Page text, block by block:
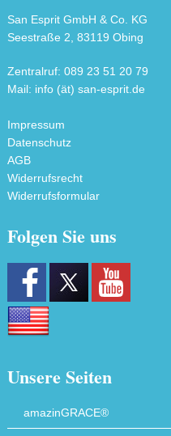
San Esprit GmbH & Co. KG
Seestraße 2, 83119 Obing
Zentralruf: 089 23 51 20 79
Mail: info (ät) san-esprit.de
Impressum
Datenschutz
AGB
Widerrufsrecht
Widerrufsformular
Folgen Sie uns
Unsere Seiten
amazinGRACE®